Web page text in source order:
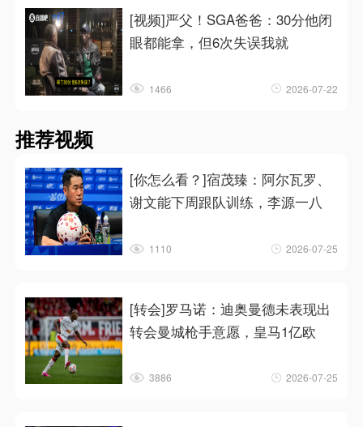
[视频]严父！SGA爸爸：30分他闭
眼都能拿，但6次失误我就
1466 2026-07-22
推荐视频
[你怎么看？]宿茂臻：阿尔瓦罗、
谢文能下周跟队训练，李源一八
1110 2026-07-25
[转会]罗马诺：迪奥曼德未表现出
转会曼城枪手意愿，皇马1亿欧
3886 2026-07-25